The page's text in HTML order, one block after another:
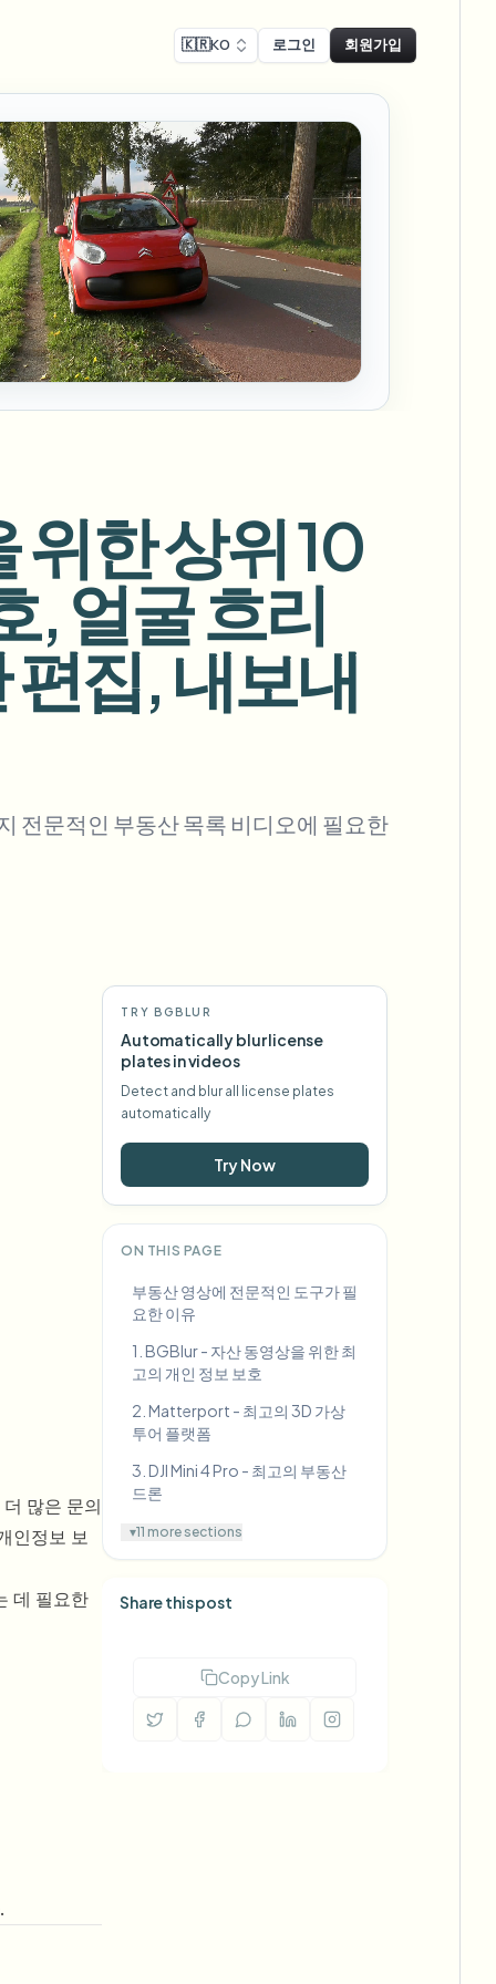
Face swap
얼굴 교체 - 이미지
Swap faces in images
얼굴 교체 - 동영상 NEW
Swap faces in video
AI Video Object
Remover
NEW
View All
리
대량 배경 제거
전용 배경 제거 파이프라인
준수
블러
& demo redaction
수 블러 NEW
compliant redaction
뷰 블러
& face privacy
🇰🇷KO 로그인 회원가입
한 상위 10
, 얼굴 흐리
편집, 내보내
전문적인 부동산 목록 비디오에 필요한
많은 문의
인정보 보
데 필요한
TRY BGBLUR
Automatically blur license
plates in videos
Detect and blur all license plates
automatically
Try Now
ON THIS PAGE
부동산 영상에 전문적인 도구가 필
요한 이유
1. BGBlur - 자산 동영상을 위한 최
고의 개인 정보 보호
2. Matterport - 최고의 3D 가상
투어 플랫폼
3. DJI Mini 4 Pro - 최고의 부동산
드론
▾11 more sections
Share this post
Copy Link